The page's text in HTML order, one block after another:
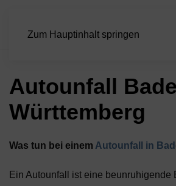
Zum Hauptinhalt springen
Autounfall
Württemberg
Was tun bei einem Autounfall in
Ein Autounfall ist eine beunruhigende